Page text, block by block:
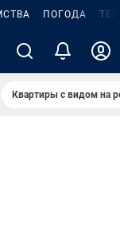
ПОГОДА
Квартиры с видом на